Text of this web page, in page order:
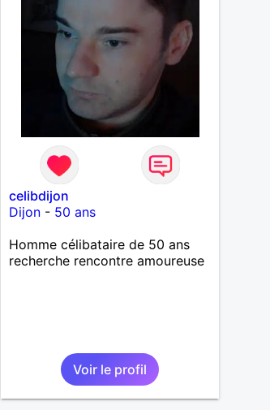
celibdijon
Dijon - 50 ans
Homme célibataire de 50 ans
recherche rencontre amoureuse
Voir le profil